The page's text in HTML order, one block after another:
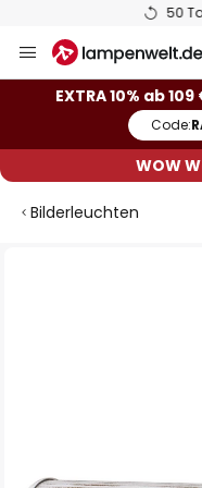
50
Inhalt
springen
EXTRA 10% ab
Code:
WOW
Bilderleuchten